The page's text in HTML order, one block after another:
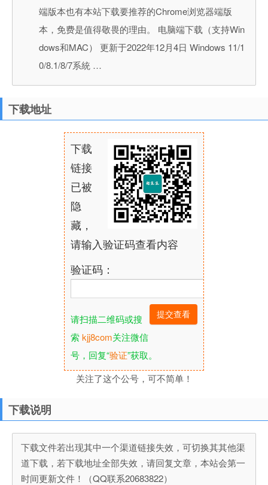
端版本也有本站下载要推荐的Chrome浏览器端版
本，免费是值得敬畏的理由。 电脑端下载（支持Win
dows和MAC） 更新于2022年12月4日 Windows 11/1
0/8.1/8/7系統 …
下载地址
下载
链接
已被
隐
藏，
请输入验证码查看内容
验证码：
请扫描二维码或搜
索kjj8com关注微信
号，回复“验证”获取。
关注了这个公号，可不简单！
下载说明
下载文件若出现其中一个渠道链接失效，可切换其其他渠
道下载，若下载地址全部失效，请回复文章，本站会第一
时间更新文件！（QQ联系20683822）